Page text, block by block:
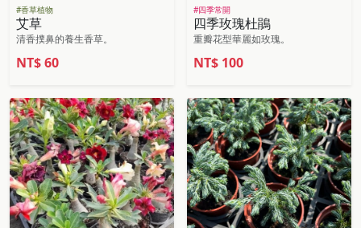
#香草植物
艾草
清香撲鼻的養生香草。
NT$60
#四季常開
四季玫瑰杜鵑
重瓣花型華麗如玫瑰。
NT$ 100